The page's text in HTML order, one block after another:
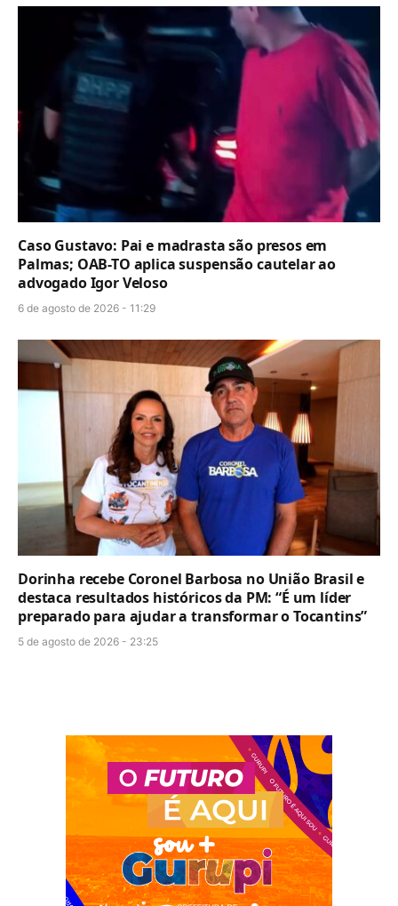
Caso Gustavo: Pai e madrasta são presos em
Palmas; OAB-TO aplica suspensão cautelar ao
advogado Igor Veloso
6 de agosto de 2026 - 11:29
Dorinha recebe Coronel Barbosa no União Brasil e
destaca resultados históricos da PM: “É um líder
preparado para ajudar a transformar o Tocantins”
5 de agosto de 2026 - 23:25